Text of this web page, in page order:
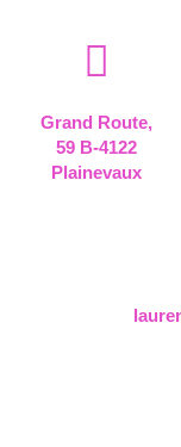
Grand Route,
59 B-4122
Plainevaux